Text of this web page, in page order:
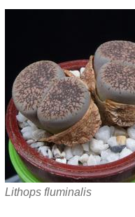
Lithops fluminalis